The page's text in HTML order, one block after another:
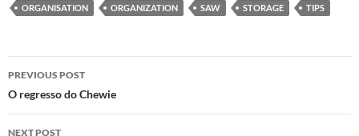
ORGANISATION ORGANIZATION SAW STORAGE TIPS
Post
navigation
PREVIOUS POST
O regresso do Chewie
NEXT POST